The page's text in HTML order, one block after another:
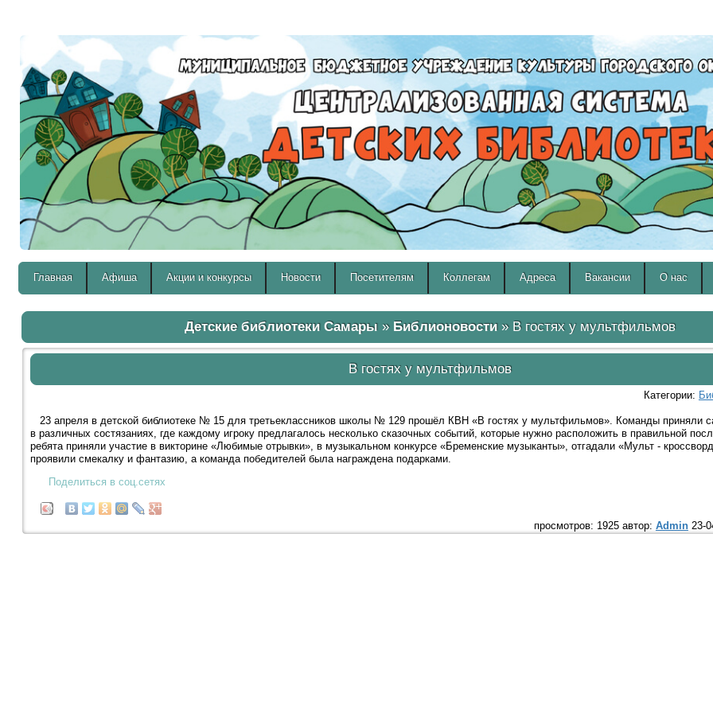
Главная Афиша Акции и конкурсы Новости Посетителям Коллегам Адреса Вакансии О нас
Детские библиотеки Самары» Библионовости» В гостях у мультфильмов
В гостях у мультфильмов
Категории:
23 апреля в детской библиотеке № 15 для третьеклассников школы № 129 прошёл КВН «В гостях у мультфильмов». Команды приняли
в различных состязаниях, где каждому игроку предлагалось несколько сказочных событий, которые нужно расположить в правильной
ребята приняли участие в викторине «Любимые отрывки», в музыкальном конкурсе «Бременские музыканты», отгадали «Мульт -
проявили смекалку и фантазию, а команда победителей была награждена подарками.
Поделиться в соц.сетях
просмотров: 1925 автор: Admin23-